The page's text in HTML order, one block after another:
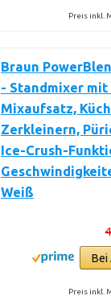
Preis inkl.
Braun
- Standmixer mit
Mixaufsatz,
Zerkleinern,
Ice-Crush-
Weiß
Bei
Preis inkl.